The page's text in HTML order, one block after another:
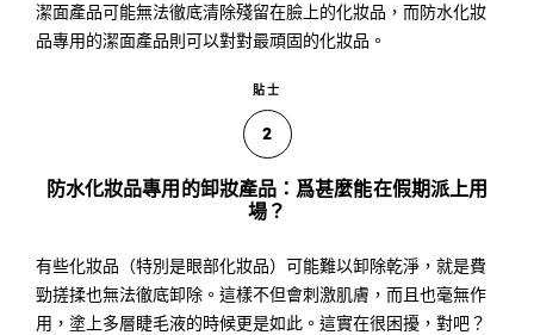
潔面產品可能無法徹底清除殘留在臉上的化妝品，而防水化妝
品專用的潔面產品則可以對對最頑固的化妝品。
貼士
2
防水化妝品專用的卸妝產品：爲甚麼能在假期派上用
場？
有些化妝品（特別是眼部化妝品）可能難以卸除乾淨，就是費
勁搓揉也無法徹底卸除。這樣不但會刺激肌膚，而且也毫無作
用，塗上多層睫毛液的時候更是如此。這實在很困擾，對吧？